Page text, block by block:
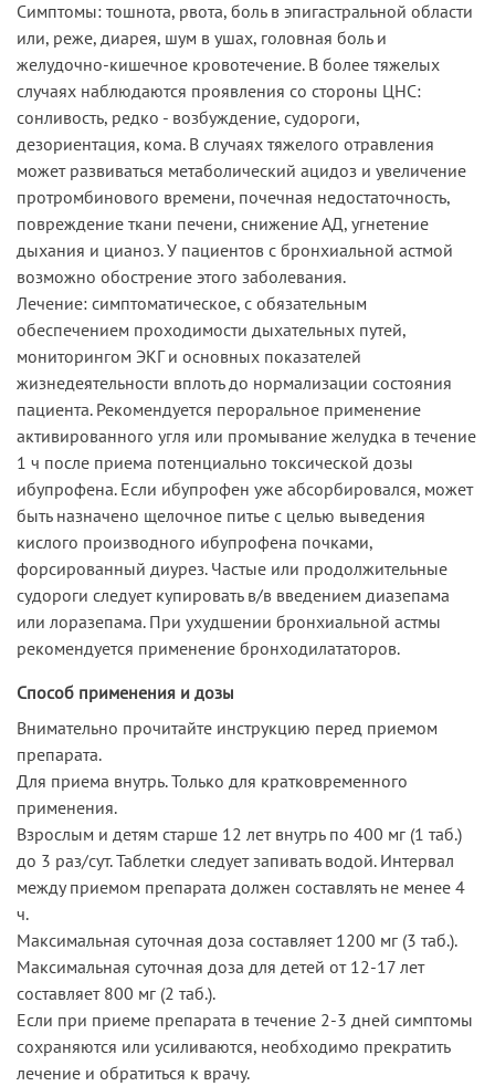
Симптомы: тошнота, рвота, боль в эпигастральной области
или, реже, диарея, шум в ушах, головная боль и
желудочно-кишечное кровотечение. В более тяжелых
случаях наблюдаются проявления со стороны ЦНС:
сонливость, редко - возбуждение, судороги,
дезориентация, кома. В случаях тяжелого отравления
может развиваться метаболический ацидоз и увеличение
протромбинового времени, почечная недостаточность,
повреждение ткани печени, снижение АД, угнетение
дыхания и цианоз. У пациентов с бронхиальной астмой
возможно обострение этого заболевания.
Лечение: симптоматическое, с обязательным
обеспечением проходимости дыхательных путей,
мониторингом ЭКГ и основных показателей
жизнедеятельности вплоть до нормализации состояния
пациента. Рекомендуется пероральное применение
активированного угля или промывание желудка в течение
1 ч после приема потенциально токсической дозы
ибупрофена. Если ибупрофен уже абсорбировался, может
быть назначено щелочное питье с целью выведения
кислого производного ибупрофена почками,
форсированный диурез. Частые или продолжительные
судороги следует купировать в/в введением диазепама
или лоразепама. При ухудшении бронхиальной астмы
рекомендуется применение бронходилататоров.
Способ применения и дозы
Внимательно прочитайте инструкцию перед приемом
препарата.
Для приема внутрь. Только для кратковременного
применения.
Взрослым и детям старше 12 лет внутрь по 400 мг (1 таб.)
до 3 раз/сут. Таблетки следует запивать водой. Интервал
между приемом препарата должен составлять не менее 4
ч.
Максимальная суточная доза составляет 1200 мг (3 таб.).
Максимальная суточная доза для детей от 12-17 лет
составляет 800 мг (2 таб.).
Если при приеме препарата в течение 2-3 дней симптомы
сохраняются или усиливаются, необходимо прекратить
лечение и обратиться к врачу.